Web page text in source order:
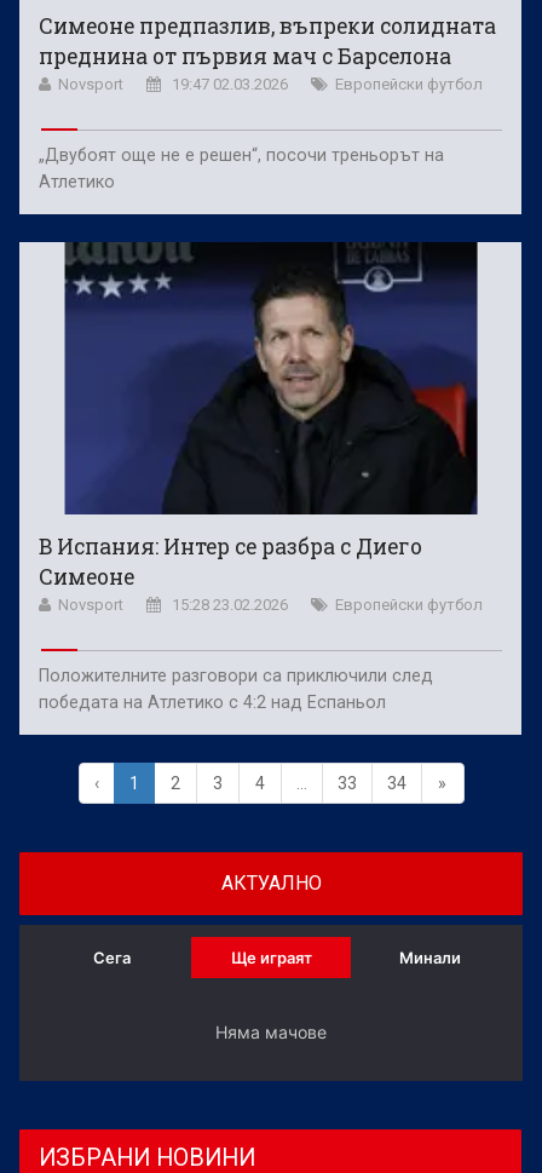
Симеоне предпазлив, въпреки солидната
преднина от първия мач с Барселона
Novsport 19:47 02.03.2026 Европейски футбол
„Двубоят още не е решен“, посочи треньорът на
Атлетико
В Испания: Интер се разбра с Диего
Симеоне
Novsport 15:28 23.02.2026 Европейски футбол
Положителните разговори са приключили след
победата на Атлетико с 4:2 над Еспаньол
‹ 1 2 3 4 33 34 »
АКТУАЛНО
Сега Ще играят Минали
Няма мачове
ИЗБРАНИ НОВИНИ